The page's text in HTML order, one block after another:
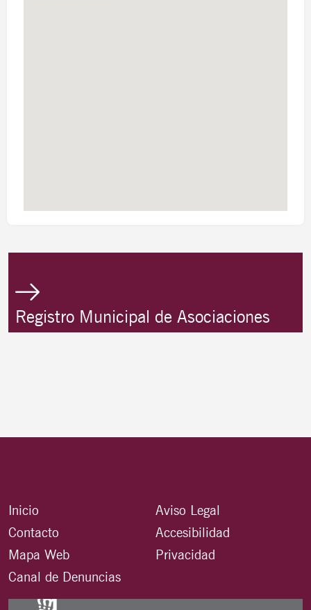
Registro Municipal de Asociaciones
Inicio
Contacto
Mapa Web
Canal de Denuncias
Aviso Legal
Accesibilidad
Privacidad